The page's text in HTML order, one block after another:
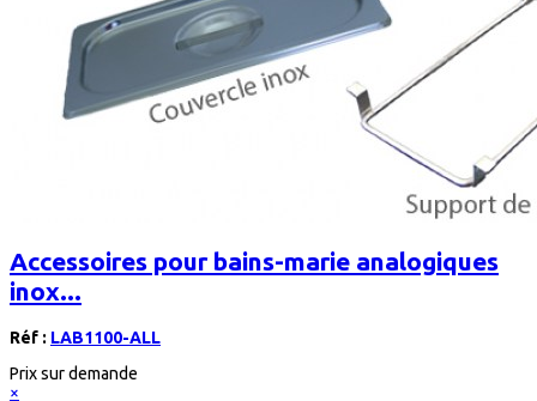
Accessoires pour bains-marie analogiques
inox...
Réf : LAB1100-ALL
Prix sur demande
×